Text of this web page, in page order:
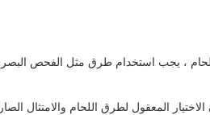
، يجب استخدام طرق مثل الفحص
الاختيار المعقول لطرق اللحام والامتثال